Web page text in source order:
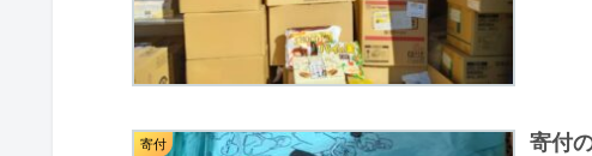
寄付 寄付